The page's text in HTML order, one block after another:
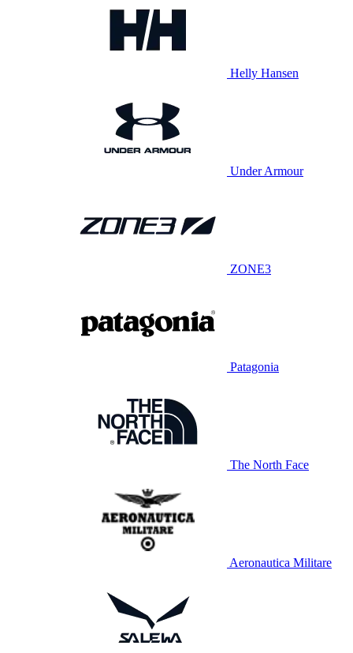
Helly Hansen
Under Armour
ZONE3
Patagonia
The North Face
Aeronautica Militare